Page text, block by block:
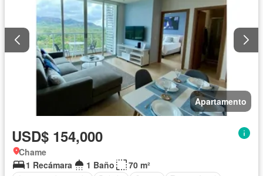
Apartamento
USD$ 154,000
Chame
1 Recámara
1 Baño
70 m²